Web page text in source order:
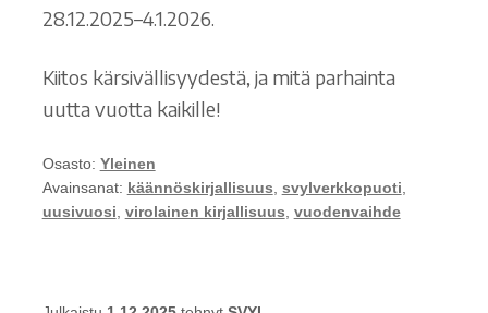
28.12.2025–4.1.2026.
Kiitos kärsivällisyydestä, ja mitä parhainta
uutta vuotta kaikille!
Osasto: Yleinen
Avainsanat: käännöskirjallisuus, svylverkkopuoti,
uusivuosi, virolainen kirjallisuus, vuodenvaihde